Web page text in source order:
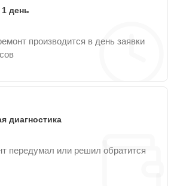
день
производится в день заявки
диагностика
передумал или решил обратится